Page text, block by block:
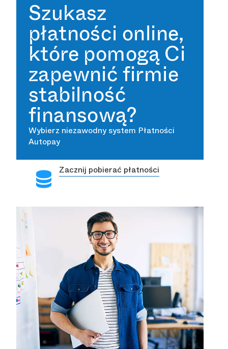
Szukasz
płatności online,
które pomogą Ci
zapewnić firmie
stabilność
finansową?
Wybierz niezawodny system Płatności
Autopay
Zacznij pobierać płatności